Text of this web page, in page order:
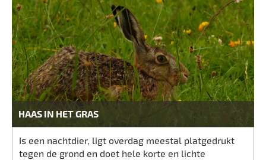
HAAS IN HET GRAS
Is een nachtdier, ligt overdag meestal platgedrukt
tegen de grond en doet hele korte en lichte